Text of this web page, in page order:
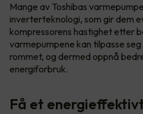
Mange av Toshibas
inverterteknologi, som gir dem
kompressorens hastighet etter
varmepumpene kan tilpasse
rommet, og dermed oppnå
energiforbruk.
Få et